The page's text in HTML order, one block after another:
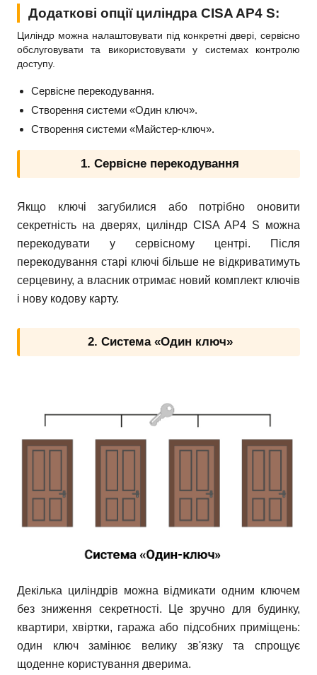
Додаткові опції циліндра CISA AP4 S:
Циліндр можна налаштовувати під конкретні двері, сервісно
обслуговувати та використовувати у системах контролю
доступу.
Сервісне перекодування.
Створення системи «Один ключ».
Створення системи «Майстер-ключ».
1. Сервісне перекодування
Якщо ключі загубилися або потрібно оновити
секретність на дверях, циліндр CISA AP4 S можна
перекодувати у сервісному центрі. Після
перекодування старі ключі більше не відкриватимуть
серцевину, а власник отримає новий комплект ключів
і нову кодову карту.
2. Система «Один ключ»
Декілька циліндрів можна відмикати одним ключем
без зниження секретності. Це зручно для будинку,
квартири, хвіртки, гаража або підсобних приміщень:
один ключ замінює велику зв'язку та спрощує
щоденне користування дверима.